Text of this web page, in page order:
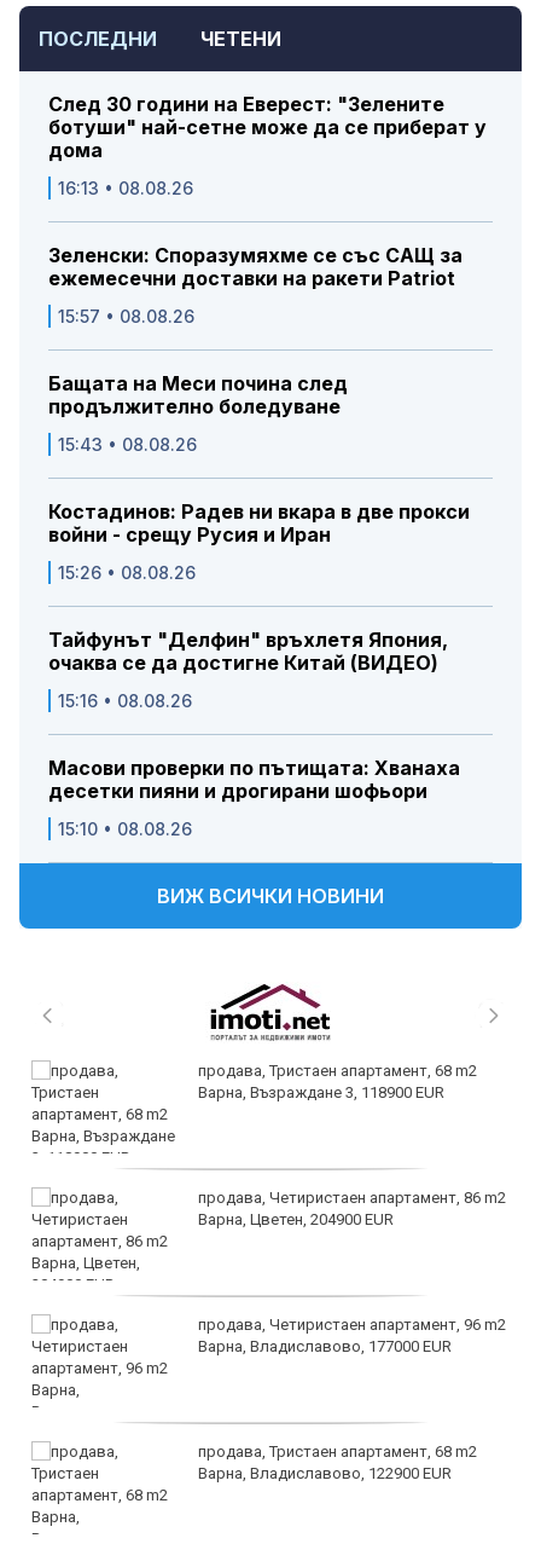
ПОСЛЕДНИ ЧЕТЕНИ
След 30 години на Еверест: "Зелените
ботуши" най-сетне може да се приберат у
дома
16:13 • 08.08.26
Зеленски: Споразумяхме се със САЩ за
ежемесечни доставки на ракети Patriot
15:57 • 08.08.26
Бащата на Меси почина след
продължително боледуване
15:43 • 08.08.26
Костадинов: Радев ни вкара в две прокси
войни - срещу Русия и Иран
15:26 • 08.08.26
Тайфунът "Делфин" връхлетя Япония,
очаква се да достигне Китай (ВИДЕО)
15:16 • 08.08.26
Масови проверки по пътищата: Хванаха
десетки пияни и дрогирани шофьори
15:10 • 08.08.26
ВИЖ ВСИЧКИ НОВИНИ
продава, Тристаен апартамент, 68 m2
Варна, Възраждане 3, 118900 EUR
продава, Четиристаен апартамент, 86 m2
Варна, Цветен, 204900 EUR
продава, Четиристаен апартамент, 96 m2
Варна, Владиславово, 177000 EUR
продава, Тристаен апартамент, 68 m2
Варна, Владиславово, 122900 EUR